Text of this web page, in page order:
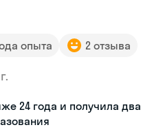
опыта 2 отзыва
24 года и получила два